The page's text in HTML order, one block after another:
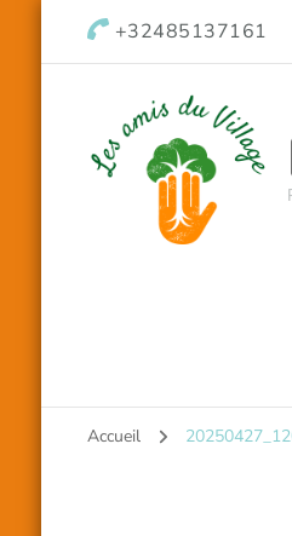
+32485137161
Accueil